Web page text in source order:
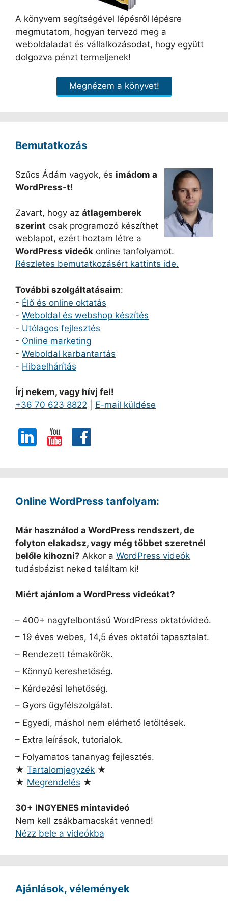
A könyvem segítségével lépésről lépésre
megmutatom, hogyan tervezd meg a
weboldaladat és vállalkozásodat, hogy együtt
dolgozva pénzt termeljenek!
Megnézem a könyvet!
Bemutatkozás
Szűcs Ádám vagyok, és imádom a
WordPress-t!
Zavart, hogy az átlagemberek
szerint csak programozó készíthet
weblapot, ezért hoztam létre a
WordPress videók online tanfolyamot.
Részletes bemutatkozásért kattints ide.
További szolgáltatásaim:
- Élő és online oktatás
- Weboldal és webshop készítés
- Utólagos fejlesztés
- Online marketing
- Weboldal karbantartás
- Hibaelhárítás
Írj nekem, vagy hívj fel!
+36 70 623 8822
E-mail küldése
Online WordPress tanfolyam:
Már használod a WordPress rendszert, de
folyton elakadsz, vagy még többet szeretnél
belőle kihozni? Akkor a WordPress videók
tudásbázist neked találtam ki!
Miért ajánlom a WordPress videókat?
– 400+ nagyfelbontású WordPress oktatóvideó.
– 19 éves webes, 14,5 éves oktatói tapasztalat.
– Rendezett témakörök.
– Könnyű kereshetőség.
– Kérdezési lehetőség.
– Gyors ügyfélszolgálat.
– Egyedi, máshol nem elérhető letöltések.
– Extra leírások, tutorialok.
– Folyamatos tananyag fejlesztés.
★ Tartalomjegyzék ★
★ Megrendelés ★
30+ INGYENES mintavideó
Nem kell zsákbamacskát venned!
Nézz bele a videókba
Ajánlások, vélemények